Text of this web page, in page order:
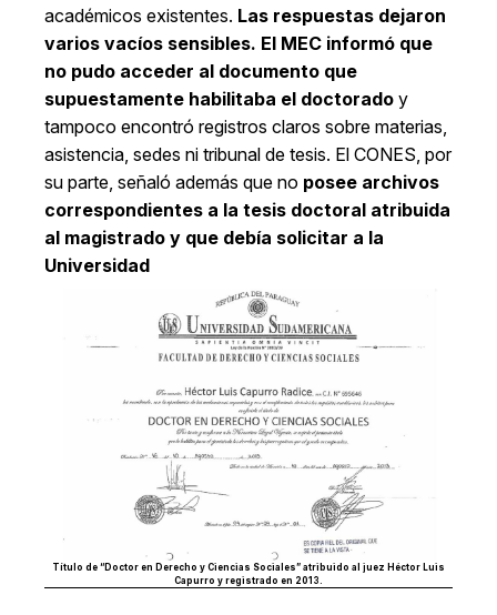
académicos existentes. Las respuestas dejaron
varios vacíos sensibles. El MEC informó que
no pudo acceder al documento que
supuestamente habilitaba el doctorado y
tampoco encontró registros claros sobre materias,
asistencia, sedes ni tribunal de tesis. El CONES, por
su parte, señaló además que no posee archivos
correspondientes a la tesis doctoral atribuida
al magistrado y que debía solicitar a la
Universidad
Título de “Doctor en Derecho y Ciencias Sociales” atribuido al juez Héctor Luis
Capurro y registrado en 2013.